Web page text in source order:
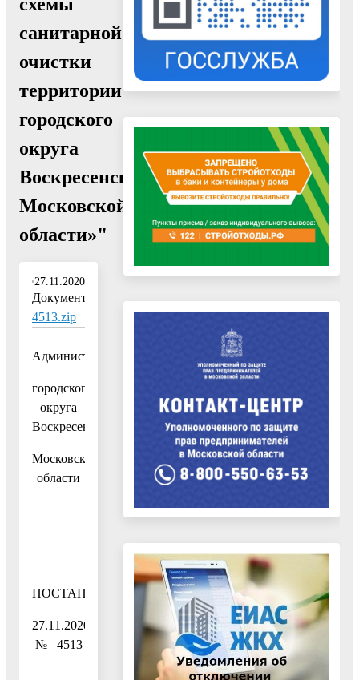
санитарной
очистки
территории
городского
округа
Воскресенск
Московской
области»"
27.11.2020
Документ:
4513.zip
Администрация
городского
округа
Воскресенск
Московской
области
ПОСТАНОВЛЕНИЕ
27.11.2020
№ 4513